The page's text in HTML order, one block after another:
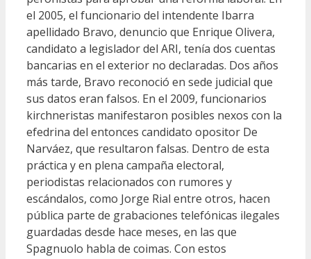
el 2005, el funcionario del intendente Ibarra
apellidado Bravo, denuncio que Enrique Olivera,
candidato a legislador del ARI, tenía dos cuentas
bancarias en el exterior no declaradas. Dos años
más tarde, Bravo reconoció en sede judicial que
sus datos eran falsos. En el 2009, funcionarios
kirchneristas manifestaron posibles nexos con la
efedrina del entonces candidato opositor De
Narváez, que resultaron falsas. Dentro de esta
práctica y en plena campaña electoral,
periodistas relacionados con rumores y
escándalos, como Jorge Rial entre otros, hacen
pública parte de grabaciones telefónicas ilegales
guardadas desde hace meses, en las que
Spagnuolo habla de coimas. Con estos